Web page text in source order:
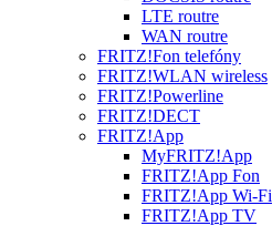
LTE routre
WAN routre
FRITZ!Fon telefóny
FRITZ!WLAN wireless
FRITZ!Powerline
FRITZ!DECT
FRITZ!App
MyFRITZ!App
FRITZ!App Fon
FRITZ!App Wi-Fi
FRITZ!App TV